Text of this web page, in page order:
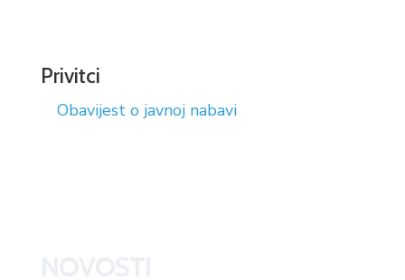
Privitci
Obavijest o javnoj nabavi